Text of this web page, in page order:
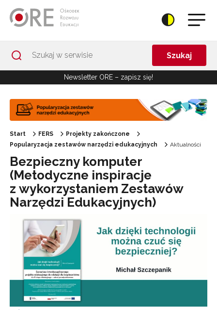
Szukaj
Newsletter ORE – zapisz się!
Start FERS
Projekty zakończone
Popularyzacja zestawów narzędzi edukacyjnych
Aktualności
Bezpieczny komputer
(Metodyczne inspiracje
z wykorzystaniem Zestawów
Narzędzi Edukacyjnych)